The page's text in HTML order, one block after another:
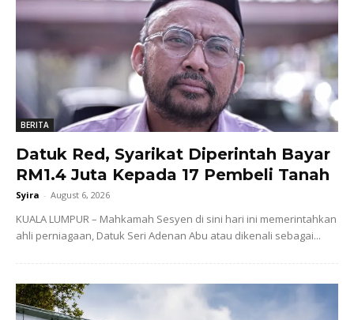
BERITA
Datuk Red, Syarikat Diperintah Bayar
RM1.4 Juta Kepada 17 Pembeli Tanah
Syira - August 6, 2026
KUALA LUMPUR – Mahkamah Sesyen di sini hari ini memerintahkan
ahli perniagaan, Datuk Seri Adenan Abu atau dikenali sebagai...